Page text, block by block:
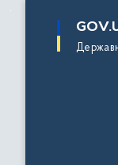
основного